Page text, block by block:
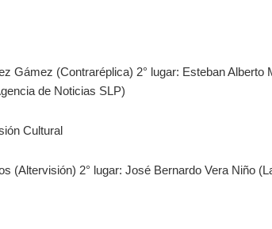
Gámez (Contraréplica) 2° lugar: Esteban Alberto
de Noticias SLP)
Cultural
(Altervisión) 2° lugar: José Bernardo Vera Niño